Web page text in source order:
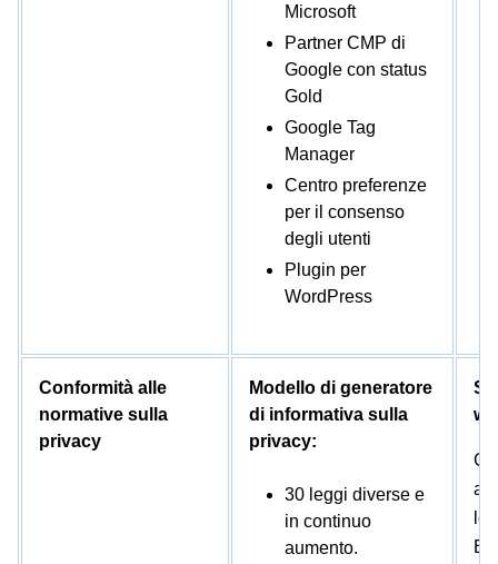
Microsoft
Partner CMP di
Google con status
Gold
Google Tag
Manager
Centro preferenze
per il consenso
degli utenti
Plugin per
WordPress
Conformità alle
normative sulla
privacy
Modello di generatore
di informativa sulla
privacy:
30 leggi diverse e
in continuo
aumento.
le